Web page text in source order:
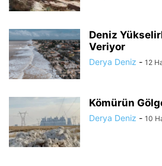
Deniz
Veriyor
Derya Deniz - 12
Kömürün
Derya Deniz - 10